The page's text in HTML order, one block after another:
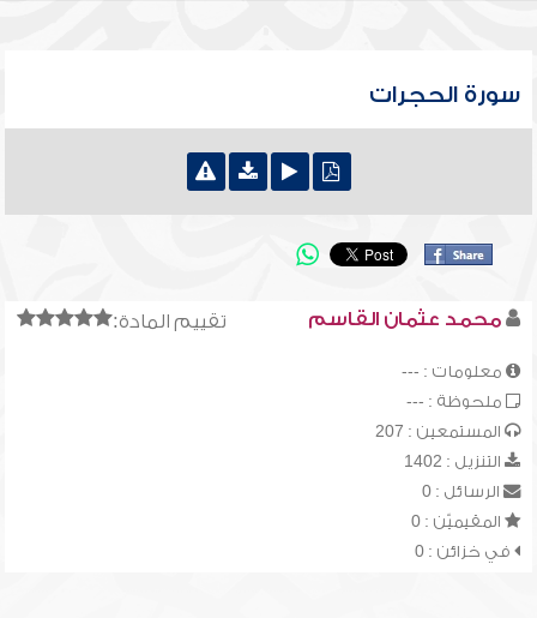
سورة الحجرات
تقييم المادة: محمد عثمان القاسم
معلومات : ---
ملحوظة : ---
المستمعين : 207
التنزيل : 1402
الرسائل : 0
المقيميّن : 0
في خزائن : 0